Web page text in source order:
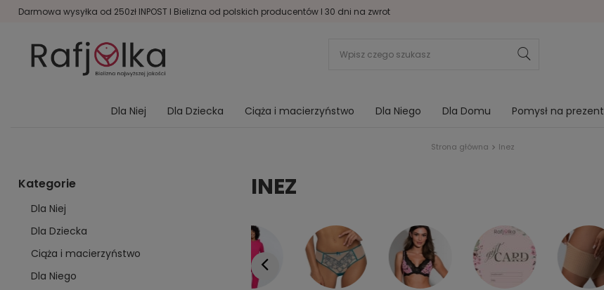
Darmowa wysyłka od 250zł INPOST I Bielizna od polskich producentów I 30 dni na zwrot
Dla Niej Dla Dziecka Ciąża i macierzyństwo Dla Niego Dla Domu Pomysł na prezent
Strona główna Inez
Kategorie
Dla Niej
Dla Dziecka
Ciąża i macierzyństwo
Dla Niego
INEZ